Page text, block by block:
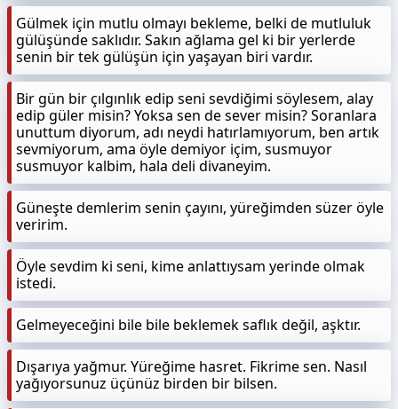
Gülmek için mutlu olmayı bekleme, belki de mutluluk
gülüşünde saklıdır. Sakın ağlama gel ki bir yerlerde
senin bir tek gülüşün için yaşayan biri vardır.
Bir gün bir çılgınlık edip seni sevdiğimi söylesem, alay
edip güler misin? Yoksa sen de sever misin? Soranlara
unuttum diyorum, adı neydi hatırlamıyorum, ben artık
sevmiyorum, ama öyle demiyor içim, susmuyor
susmuyor kalbim, hala deli divaneyim.
Güneşte demlerim senin çayını, yüreğimden süzer öyle
veririm.
Öyle sevdim ki seni, kime anlattıysam yerinde olmak
istedi.
Gelmeyeceğini bile bile beklemek saflık değil, aşktır.
Dışarıya yağmur. Yüreğime hasret. Fikrime sen. Nasıl
yağıyorsunuz üçünüz birden bir bilsen.